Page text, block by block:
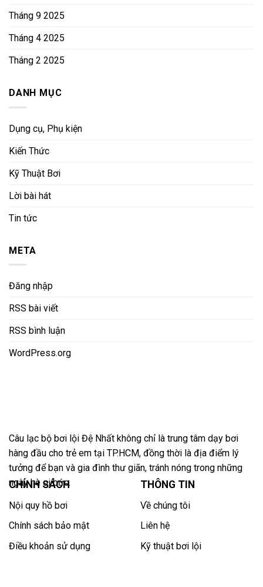
Tháng 9 2025
Tháng 4 2025
Tháng 2 2025
DANH MỤC
Dụng cụ, Phụ kiện
Kiến Thức
Kỹ Thuật Bơi
Lời bài hát
Tin tức
META
Đăng nhập
RSS bài viết
RSS bình luận
WordPress.org
Câu lạc bộ bơi lội Đệ Nhất không chỉ là trung tâm dạy bơi
hàng đầu cho trẻ em tại TP.HCM, đồng thời là địa điểm lý
tưởng để bạn và gia đình thư giãn, tránh nóng trong những
ngày hè oi bức.
CHÍNH SÁCH
Nội quy hồ bơi
Chính sách bảo mật
Điều khoản sử dụng
THÔNG TIN
Về chúng tôi
Liên hệ
Kỹ thuật bơi lội